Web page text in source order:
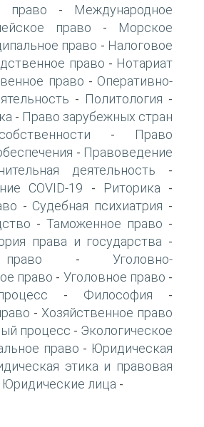
право -
Международное
право -
Морское
право - Налоговое
право - Нотариат
право - Оперативно-
- Политология -
- Право зарубежных стран
-
Право
- Правоведение
деятельность -
COVID-19 - Риторика -
- Судебная психиатрия -
- Таможенное право -
права и государства -
-Уголовно-
право - Уголовное право -
- Философия -
- Хозяйственное право
процесс - Экологическое
право - Юридическая
этика и правовая
Юридические лица -